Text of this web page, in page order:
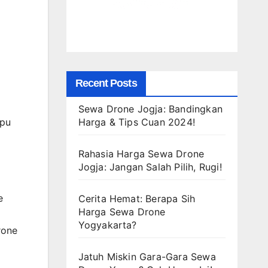
Recent Posts
Sewa Drone Jogja: Bandingkan
Harga & Tips Cuan 2024!
Rahasia Harga Sewa Drone
Jogja: Jangan Salah Pilih, Rugi!
Cerita Hemat: Berapa Sih
Harga Sewa Drone
Yogyakarta?
Jatuh Miskin Gara-Gara Sewa